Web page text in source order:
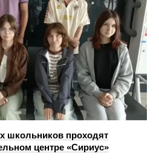
школьников проходят
центре «Сириус»